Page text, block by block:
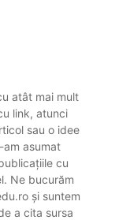
atât mai mult
link, atunci
sau o idee
am asumat
cu
Ne bucurăm
și suntem
a cita sursa